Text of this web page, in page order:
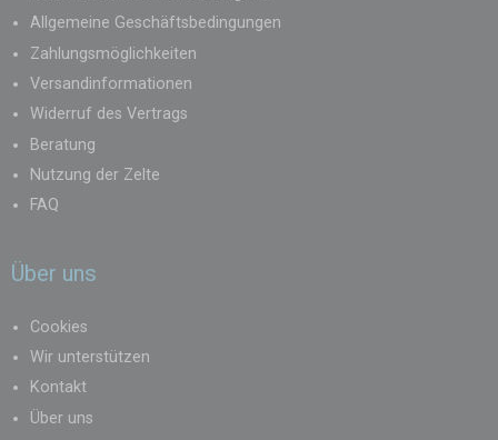
Allgemeine Geschäftsbedingungen
Zahlungsmöglichkeiten
Versandinformationen
Widerruf des Vertrags
Beratung
Nutzung der Zelte
FAQ
Über uns
Cookies
Wir unterstützen
Kontakt
Über uns